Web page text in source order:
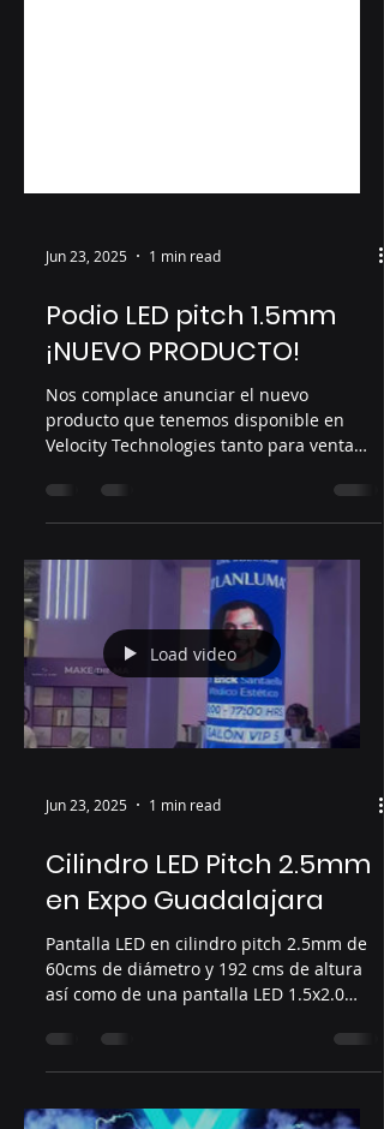
Jun 23, 2025 1 min read
Podio LED pitch 1.5mm
¡NUEVO PRODUCTO!
Nos complace anunciar el nuevo
Velocity Technologies tanto para venta
como para renta. Podio LED pitch...
Load video
Jun 23, 2025 1 min read
Cilindro LED Pitch 2.5mm
en Expo Guadalajara
Pantalla LED en cilindro pitch 2.5mm de
así como de una pantalla LED 1.5x2.0
pitch 2.9 en Face and...